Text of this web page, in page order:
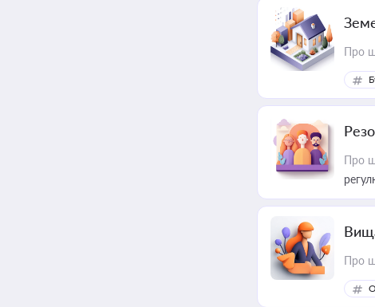
Про
Про
Про